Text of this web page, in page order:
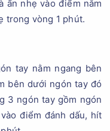
ấn nhẹ vào điểm nằm
trong vòng 1 phút.
tay nằm ngang bên
bên dưới ngón tay đó
3 ngón tay gồm ngón
điểm đánh dấu, hít